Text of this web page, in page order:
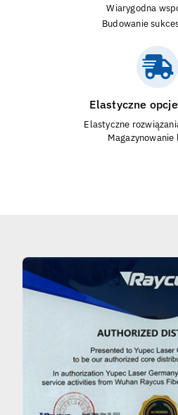
Wiarygodna
Budowanie
Elastyczne
Elastyczne